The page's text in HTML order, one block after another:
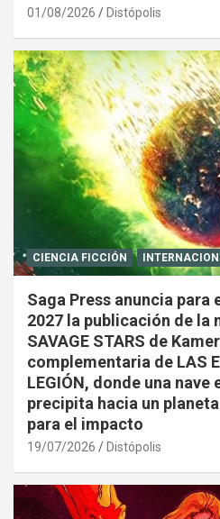
01/08/2026 Distópolis
CIENCIA FICCIÓN
Saga Press anuncia para
2027 la publicación de la
SAVAGE STARS de
complementaria de LAS
LEGIÓN, donde una nave
precipita hacia un
para el impacto
19/07/2026 Distópolis